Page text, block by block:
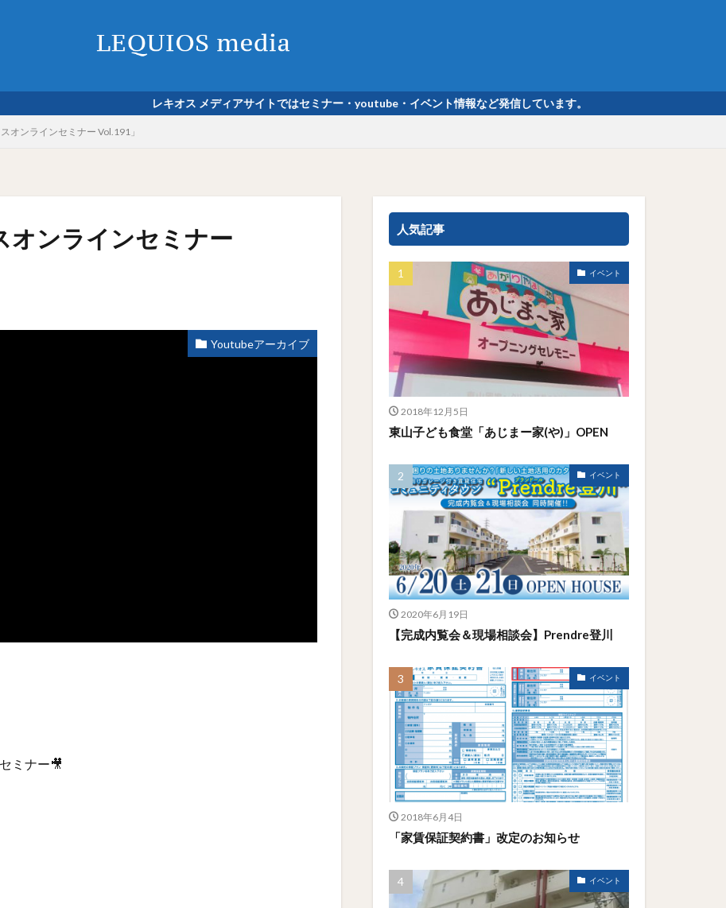
レキオス メディアサイトではセミナー・youtube・イベント情報など発信しています。
オンラインセミナー Vol.191」
ンラインセミナー
Youtubeアーカイブ
ミナー🎥
人気記事
イベント
2018年12月5日
東山子ども食堂「あじまー家(や)」OPEN
イベント
2020年6月19日
【完成内覧会＆現場相談会】Prendre登川
イベント
2018年6月4日
「家賃保証契約書」改定のお知らせ
イベント